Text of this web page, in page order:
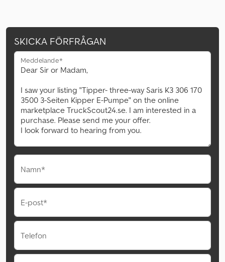
SKICKA FÖRFRÅGAN
Meddelande*
Namn*
E-post*
Telefon